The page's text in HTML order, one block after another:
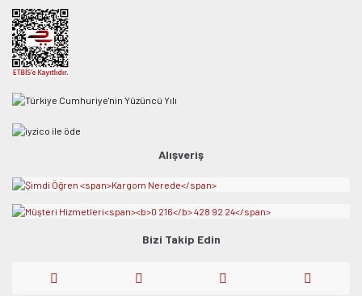
Alışveriş
Bizi Takip Edin